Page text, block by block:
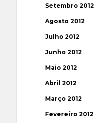
Setembro 2012
Agosto 2012
Julho 2012
Junho 2012
Maio 2012
Abril 2012
Março 2012
Fevereiro 2012